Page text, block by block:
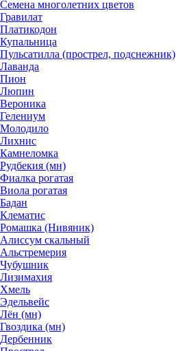
Семена многолетних цветов
Гравилат
Платикодон
Купальница
Пульсатилла (прострел, подснежник)
Лаванда
Пион
Люпин
Вероника
Гелениум
Молодило
Лихнис
Камнеломка
Рудбекия (мн)
Фиалка рогатая
Виола рогатая
Бадан
Клематис
Ромашка (Нивяник)
Алиссум скальный
Альстремерия
Чубушник
Лизимахия
Хмель
Эдельвейс
Лён (мн)
Гвоздика (мн)
Дербенник